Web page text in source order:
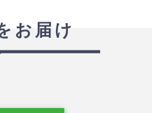
お届け